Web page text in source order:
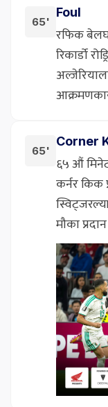
65'
Foul
रफिक
रिकार्डो
65'
Corner
६५ औं
कर्नर किक
मौका